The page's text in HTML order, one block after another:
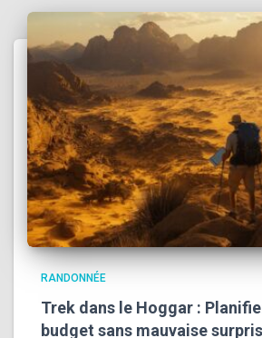
RANDONNÉE
Trek dans le Hoggar :
budget sans mauvaise